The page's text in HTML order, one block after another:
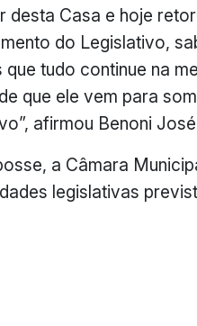
desta Casa e hoje
do Legislativo,
que tudo continue na
que ele vem para
afirmou Benoni
a Câmara
legislativas